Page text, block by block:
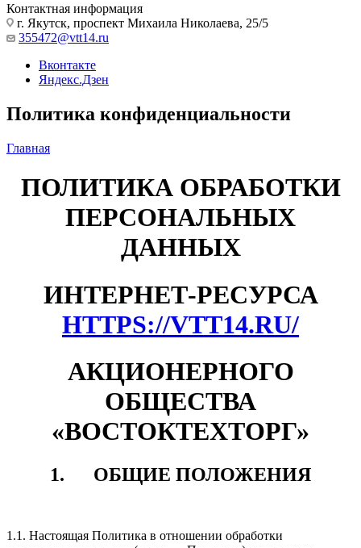
Контактная информация
г. Якутск, проспект Михаила Николаева, 25/5
355472@vtt14.ru
Вконтакте
Яндекс.Дзен
Политика конфиденциальности
Главная
ПОЛИТИКА ОБРАБОТКИ
ПЕРСОНАЛЬНЫХ
ДАННЫХ
ИНТЕРНЕТ-РЕСУРСА
HTTPS://VTT14.RU/
АКЦИОНЕРНОГО
ОБЩЕСТВА
«ВОСТОКТЕХТОРГ»
1. ОБЩИЕ ПОЛОЖЕНИЯ
1.1. Настоящая Политика в отношении обработки